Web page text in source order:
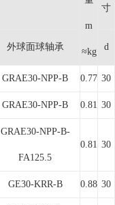
m
≈kg
寸
外球面球轴承 d
GRAE30-NPP-B 0.77 30
GRAE30-NPP-B 0.81 30
GRAE30-NPP-B-
FA125.5
0.81 30
GE30-KRR-B 0.88 30